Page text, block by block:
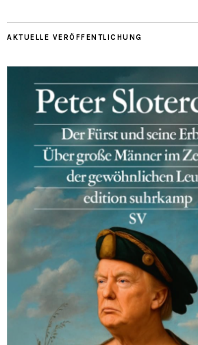
AKTUELLE VERÖFFENTLICHUNG